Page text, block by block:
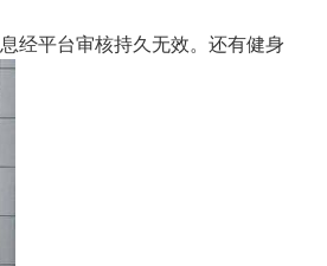
经平台审核持久无效。还有健身